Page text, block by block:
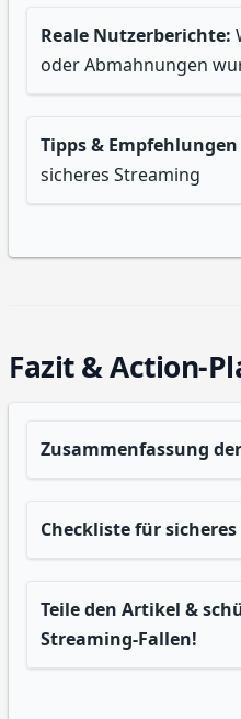
Reale Nutzerberichte:
oder Abmahnungen
Tipps & Empfehlungen
sicheres Streaming
Fazit & Action-
Zusammenfassung
Checkliste für
Teile den Artikel &
Streaming-Fallen!